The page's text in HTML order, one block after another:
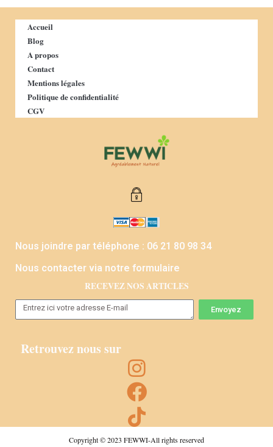
Accueil
Blog
A propos
Contact
Mentions légales
Politique de confidentialité
CGV
Nous joindre par téléphone : 06 21 80 98 34
Nous contacter via notre formulaire
RECEVEZ NOS ARTICLES
Envoyez
Retrouvez nous sur
Copyright © 2023 FEWWI-All rights reserved